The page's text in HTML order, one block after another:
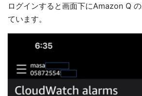
ログインすると画面下にAmazon Q
ています。